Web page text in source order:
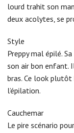
lourd trahit son
deux acolytes, se
Style
Preppy mal épilé.
son air bon enfant.
bras. Ce look plutôt
l’épilation.
Cauchemar
Le pire scénario